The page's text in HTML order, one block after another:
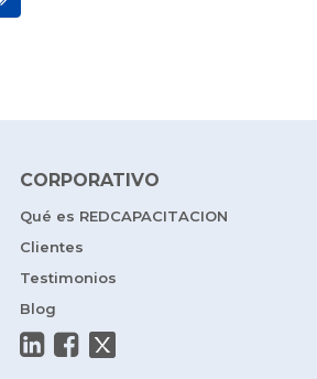
CORPORATIVO
Qué es REDCAPACITACION
Clientes
Testimonios
Blog